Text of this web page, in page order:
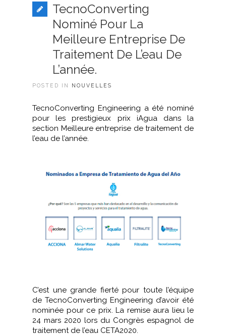
TecnoConverting
Nominé Pour La
Meilleure Entreprise De
Traitement De L’eau De
L’année.
POSTED IN NOUVELLES
TecnoConverting Engineering a été nominé
pour les prestigieux prix iAgua dans la
section Meilleure entreprise de traitement de
l’eau de l’année.
C’est une grande fierté pour toute l’équipe
de TecnoConverting Engineering d’avoir été
nominée pour ce prix. La remise aura lieu le
24 mars 2020 lors du Congrès espagnol de
traitement de l’eau CETA2020.